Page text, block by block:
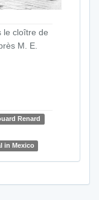
le cloître de
M. E.
Renard
in Mexico